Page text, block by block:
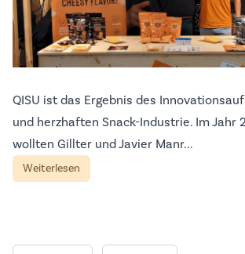
QISU ist das Ergebnis des
und herzhaften Snack-Industrie. Im Jahr
wollten Gillter und Javier Manr...
Weiterlesen